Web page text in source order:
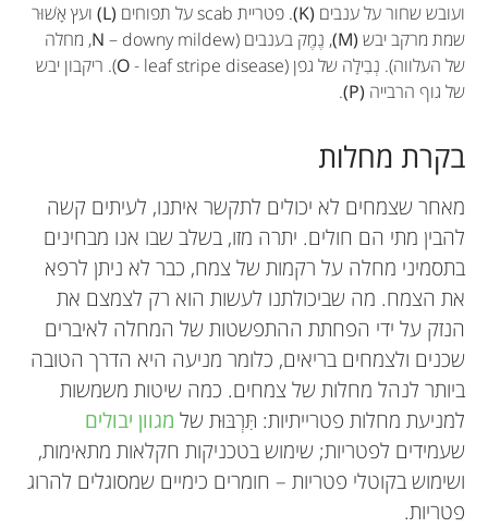
ועובש שחור על ענבים (K) . פטריית scab על תפוחים (L) ועץ אָשׁוּר
שמת מרקב יבש (M) , נֶמֶק בענבים ( N– downy mildew, מחלה
של העלווה). נְבִילָה של גפן (
O- leaf stripe disease). ריקבון יבש
של גוף הרבייה (P)
.
בקרת מחלות
מאחר שצמחים לא יכולים לתקשר איתנו, לעיתים קשה
להבין מתי הם חולים. יתרה מזו, בשלב שבו אנו מבחינים
בתסמיני מחלה על רקמות של צמח, כבר לא ניתן לרפא
את הצמח. מה שביכולתנו לעשות הוא רק לצמצם את
הנזק על ידי הפחתת ההתפשטות של המחלה לאיברים
שכנים ולצמחים בריאים, כלומר מניעה היא הדרך הטובה
ביותר לנהל מחלות של צמחים. כמה שיטות משמשות
למניעת מחלות פטרייתיות: תִּרְבּוּת של מגוון יבולים
שעמידים לפטריות; שימוש בטכניקות חקלאות מתאימות,
ושימוש בקוטלי פטריות – חומרים כימיים שמסוגלים להרוג
פטריות.